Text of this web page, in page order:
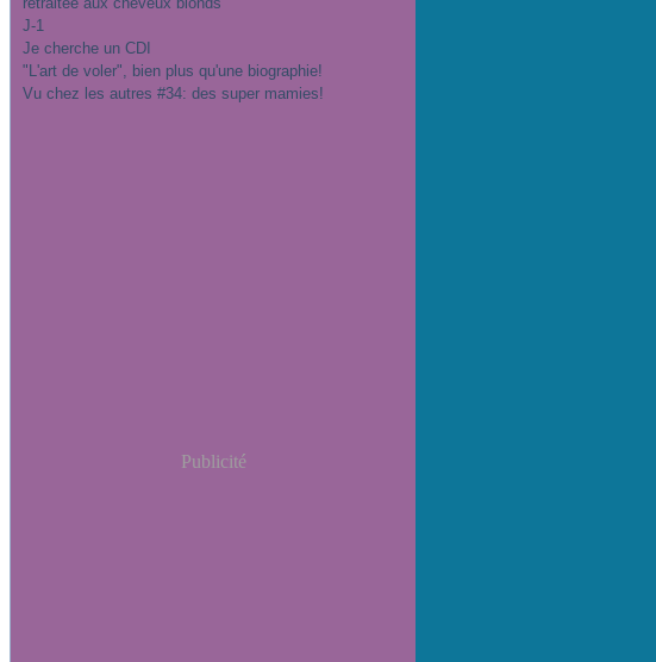
J-1
Je cherche un CDI
"L'art de voler", bien plus qu'une biographie!
Vu chez les autres #34: des super mamies!
Publicité